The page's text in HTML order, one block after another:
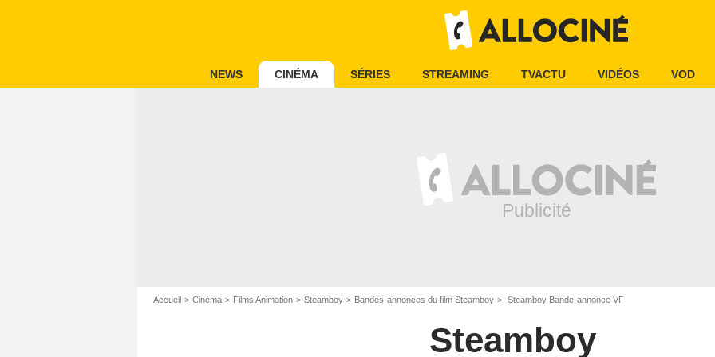
NEWS CINÉMA SÉRIES STREAMING TVACTU VIDÉOS VOD
Accueil Cinéma Films Animation Steamboy Bandes-annonces du film Steamboy Steamboy Bande-annonce VF
Steamboy